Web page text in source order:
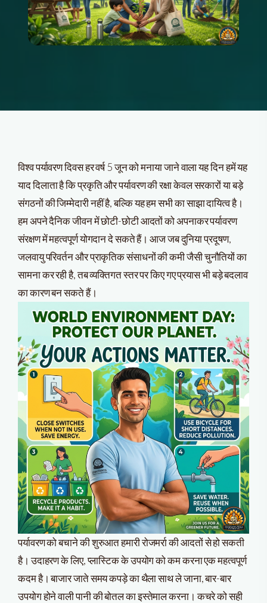
विश्व पर्यावरण दिवस हर वर्ष 5 जून को मनाया जाने वाला यह दिन हमें यह
याद दिलाता है कि प्रकृति और पर्यावरण की रक्षा केवल सरकारों या बड़े
संगठनों की जिम्मेदारी नहीं है, बल्कि यह हम सभी का साझा दायित्व है।
हम अपने दैनिक जीवन में छोटी-छोटी आदतों को अपनाकर पर्यावरण
संरक्षण में महत्वपूर्ण योगदान दे सकते हैं। आज जब दुनिया प्रदूषण,
जलवायु परिवर्तन और प्राकृतिक संसाधनों की कमी जैसी चुनौतियों का
सामना कर रही है, तब व्यक्तिगत स्तर पर किए गए प्रयास भी बड़े बदलाव
का कारण बन सकते हैं।
पर्यावरण को बचाने की शुरुआत हमारी रोजमर्रा की आदतों से हो सकती
है। उदाहरण के लिए, प्लास्टिक के उपयोग को कम करना एक महत्वपूर्ण
कदम है। बाजार जाते समय कपड़े का थैला साथ ले जाना, बार-बार
उपयोग होने वाली पानी की बोतल का इस्तेमाल करना। कचरे को सही